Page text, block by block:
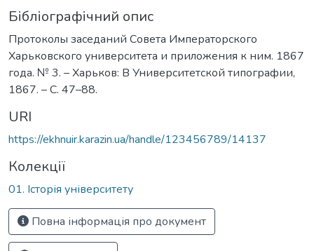
Бібліографічний опис
Протоколы заседаний Совета Императорского
Харьковского университета и приложения к ним. 1867
года. № 3. – Харьков: В Университетской типографии,
1867. – С. 47–88.
URI
https://ekhnuir.karazin.ua/handle/123456789/14137
Колекції
01. Історія університету
Повна інформація про документ